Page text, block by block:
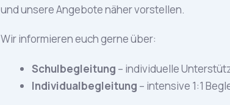
und unsere Angebote näher vorstellen.
Wir informieren euch gerne über:
Schulbegleitung – individuelle
Individualbegleitung – intensive 1:1